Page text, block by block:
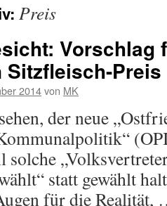
Preis
Vorschlag
Sitzfleisch-Preis
2014von MK
der neue
solche
statt gewählt
für die